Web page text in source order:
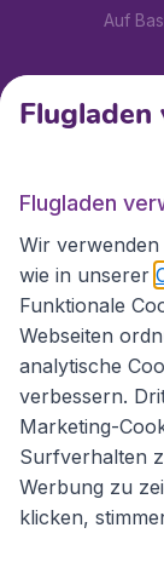
Auf
Kundenservice
Flugladen.at
Internationale
Flugladen
Flugladen
Wir
wie in unserer
Funktionale
Webseiten
analytische
verbessern.
Marketing-
Surfverhalten
Werbung zu
klicken,